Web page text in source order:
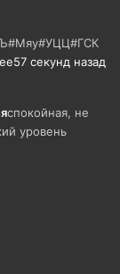
57 секунд назад
спокойная, не
уровень